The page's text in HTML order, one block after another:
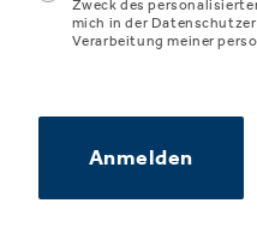
Zweck des
mich in der
Verarbeitung meiner
Anmelden